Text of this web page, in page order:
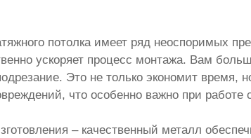
потолка имеет ряд неоспоримых
ускоряет процесс монтажа. Вам
Это не только экономит время,
что особенно важно при
– качественный металл